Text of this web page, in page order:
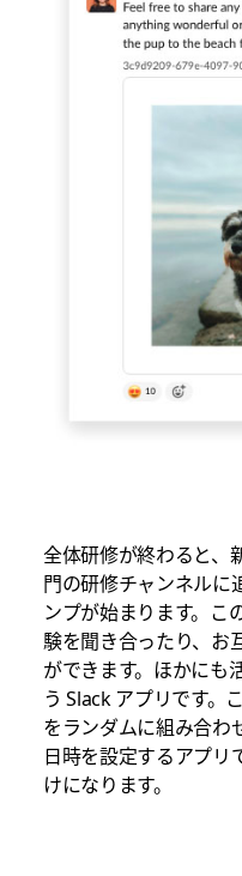
全体研修が終わると、
門の研修チャンネルに
ンプが始まります。こ
験を聞き合ったり、お
ができます。ほかにも
う Slack アプリです。
をランダムに組み合わ
日時を設定するアプリ
けになります。